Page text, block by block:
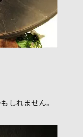
しれません。